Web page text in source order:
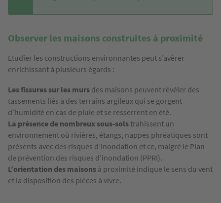
Observer les maisons construites à proximité
Etudier les constructions environnantes peut s’avèrer
enrichissant à plusieurs égards :
Les fissures sur les murs des maisons peuvent révéler des
tassements liés à des terrains argileux qui se gorgent
d’humidité en cas de pluie et se resserrent en été.
La présence de nombreux sous-solstrahissent un
environnement où rivières, étangs, nappes phréatiques sont
présents avec des risques d’inondation et ce, malgré le Plan
de prévention des risques d’inondation (PPRI).
L’orientation des maisons à proximité indique le sens du vent
et la disposition des pièces à vivre.